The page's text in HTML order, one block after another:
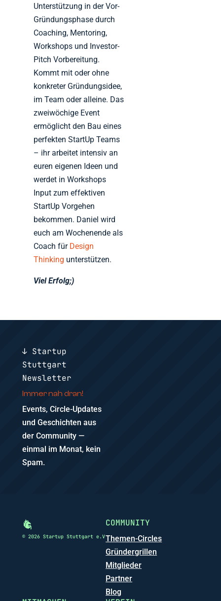
Unterstützung in der Vor-
Gründungsphase durch
Coaching, Mentoring,
Workshops und Investor-
Pitch Vorbereitung.
Kommt mit oder ohne
konkreter Gründungsidee,
im Team oder alleine. Das
zweiwöchige Event
ermöglicht den Bau eines
perfekten StartUp Teams
– ihr arbeitet intensiv an
euren eigenen Ideen und
werdet in Workshops
Input zum effektiven
StartUp Vorgehen
bekommen. Daniel wird
euch am Wochenende als
Coach für Design
Thinking unterstützen.
Viel Erfolg;)
↓ Startup
Stuttgart
Newsletter
Immer nah dran!
Events, Circle-Updates
und Geschichten aus
der Community —
einmal im Monat, kein
Spam.
© 2026 Startup Stuttgart e.V
COMMUNITY
Themen-Circles
Gründergrillen
Mitglieder
Partner
Blog